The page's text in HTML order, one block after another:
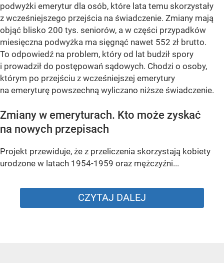
podwyżki emerytur dla osób, które lata temu skorzystały
z wcześniejszego przejścia na świadczenie. Zmiany mają
objąć blisko 200 tys. seniorów, a w części przypadków
miesięczna podwyżka ma sięgnąć nawet 552 zł brutto.
To odpowiedź na problem, który od lat budził spory
i prowadził do postępowań sądowych. Chodzi o osoby,
którym po przejściu z wcześniejszej emerytury
na emeryturę powszechną wyliczano niższe świadczenie.
Zmiany w emeryturach. Kto może zyskać
na nowych przepisach
Projekt przewiduje, że z przeliczenia skorzystają kobiety
urodzone w latach 1954-1959 oraz mężczyźni...
CZYTAJ DALEJ